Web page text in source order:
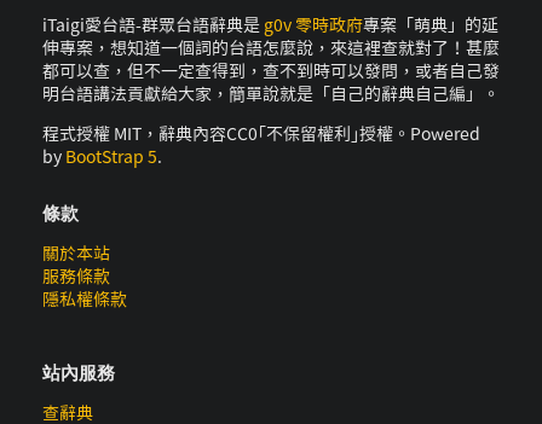
iTaigi愛台語-群眾台語辭典是 g0v 零時政府專案「萌典」的延
伸專案，想知道一個詞的台語怎麼說，來這裡查就對了！甚麼
都可以查，但不一定查得到，查不到時可以發問，或者自己發
明台語講法貢獻給大家，簡單說就是「自己的辭典自己編」。
程式授權 MIT，辭典內容CC0｢不保留權利｣授權。Powered
by BootStrap 5.
條款
關於本站
服務條款
隱私權條款
站內服務
查辭典